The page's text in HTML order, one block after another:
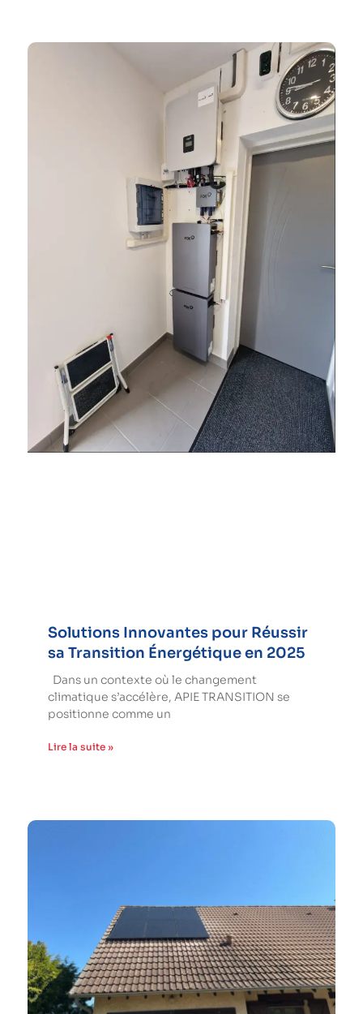
Solutions Innovantes pour Réussir
sa Transition Énergétique en 2025
Dans un contexte où le changement
climatique s’accélère, APIE TRANSITION se
positionne comme un
Lire la suite »